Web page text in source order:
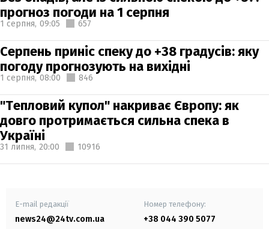
прогноз погоди на 1 серпня
1 серпня, 09:05 657
Серпень приніс спеку до +38 градусів: яку
погоду прогнозують на вихідні
1 серпня, 08:00 846
"Тепловий купол" накриває Європу: як
довго протримається сильна спека в
Україні
31 липня, 20:00 10916
E-mail редакції
news24@24tv.com.ua
Номер телефону:
+38 044 390 5077